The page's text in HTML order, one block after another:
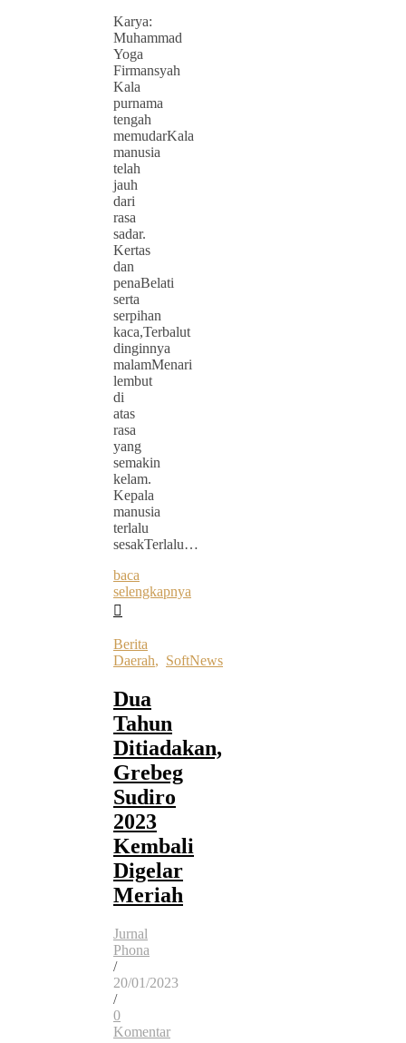
Karya:
Muhammad
Yoga
Firmansyah
Kala
purnama
tengah
memudarKala
manusia
telah
jauh
dari
rasa
sadar.
Kertas
dan
penaBelati
serta
serpihan
kaca,Terbalut
dinginnya
malamMenari
lembut
di
atas
rasa
yang
semakin
kelam.
Kepala
manusia
terlalu
sesakTerlalu…
baca
selengkapnya
Berita
Daerah, SoftNews
Dua
Tahun
Ditiadakan,
Grebeg
Sudiro
2023
Kembali
Digelar
Meriah
Jurnal
Phona
/
20/01/2023
/
0
Komentar